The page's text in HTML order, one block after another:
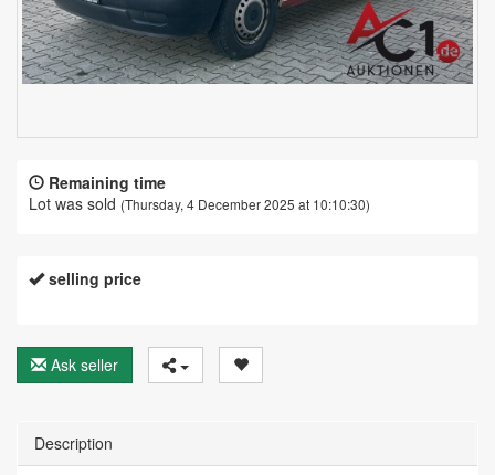
Remaining time
Lot was sold (Thursday, 4 December 2025 at 10:10:30)
selling price
Ask seller
Description